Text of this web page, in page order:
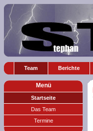
Team Berichte
Menü
Startseite
Das Team
Termine